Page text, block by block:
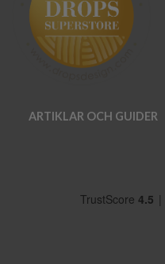
ARTIKLAR OCH GUIDER